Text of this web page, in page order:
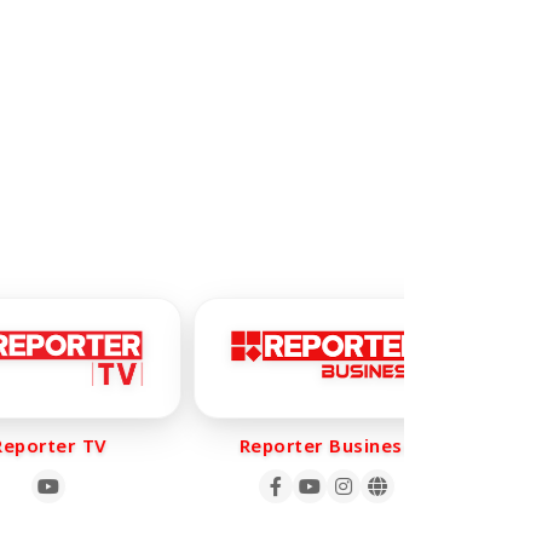
TV Reporter Business